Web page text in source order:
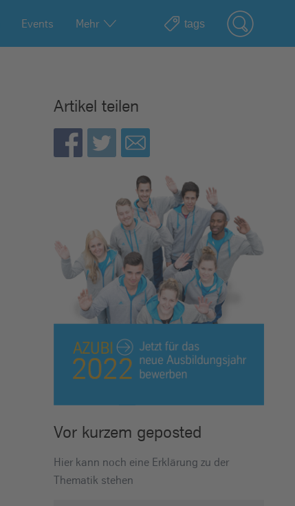
Events Mehr
Artikel teilen
Vor kurzem geposted
Hier kann noch eine Erklärung zu der
Thematik stehen